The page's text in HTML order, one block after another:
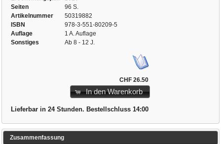
Seiten
96 S.
Artikelnummer
50319882
ISBN
978-3-551-80209-5
Auflage
1 A. Auflage
Sonstiges
Ab 8 - 12 J.
CHF 26.50
In den Warenkorb
Lieferbar in 24 Stunden. Bestellschluss 14:00
Zusammenfassung